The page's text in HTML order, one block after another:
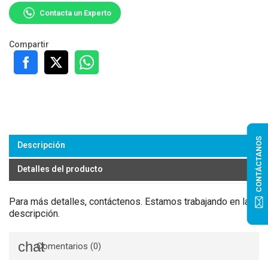
Contacta un Experto
Compartir
Descripción
Detalles del producto
Para más detalles, contáctenos. Estamos trabajando en la
descripción.
Comentarios (0)
CONTÁCTANOS